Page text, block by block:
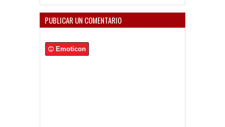
PUBLICAR UN COMENTARIO
Emoticon